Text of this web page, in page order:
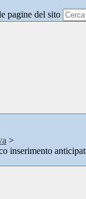
pagine del sito
>
inserimento